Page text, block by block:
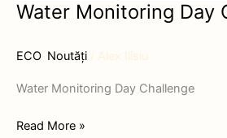
Water Monitoring Day
ECO, Noutăți / Alex Ilisiu
Water Monitoring Day Challenge
Water
Day
Read More »